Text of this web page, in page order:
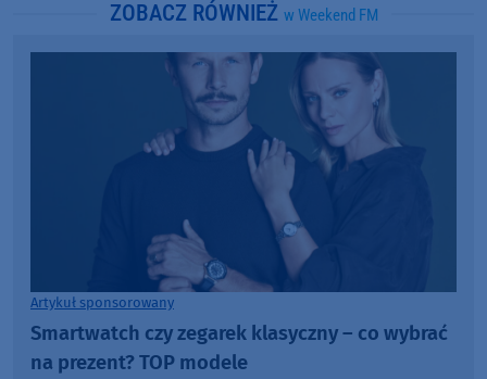
ZOBACZ RÓWNIEŻ w Weekend FM
Artykuł sponsorowany
Smartwatch czy zegarek klasyczny – co wybrać
na prezent? TOP modele